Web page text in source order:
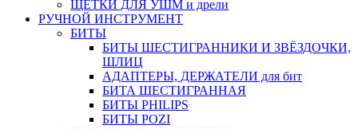
ЩЁТКИ ДЛЯ УШМ и дрели
РУЧНОЙ ИНСТРУМЕНТ
БИТЫ
БИТЫ ШЕСТИГРАННИКИ И ЗВЁЗДОЧКИ,
ШЛИЦ
АДАПТЕРЫ, ДЕРЖАТЕЛИ для бит
БИТА ШЕСТИГРАННАЯ
БИТЫ PHILIPS
БИТЫ POZI